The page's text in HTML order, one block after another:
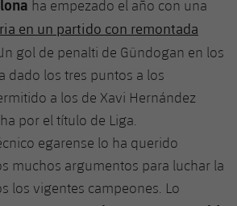
ha empezado el año con una
en un partido con remontada
Un gol de penalti de Gündogan en los
dado los tres puntos a los
a los de Xavi Hernández
por el título de Liga.
egarense lo ha querido
muchos argumentos para luchar la
los vigentes campeones. Lo